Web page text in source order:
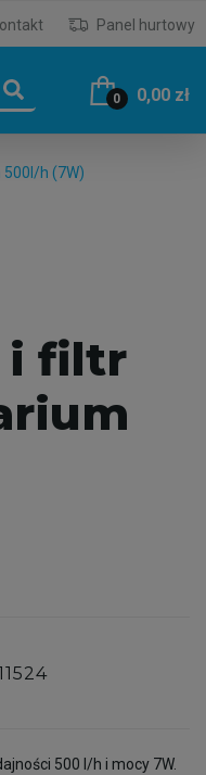
Panel hurtowy
0 0,00 zł
h (7W)
i filtr
500 l/h i mocy 7W.